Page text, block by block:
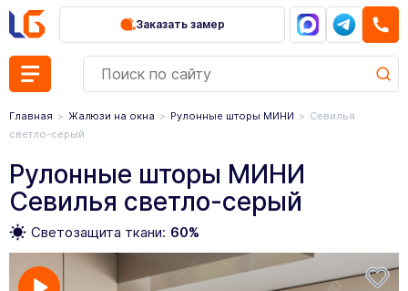
Заказать замер
Главная Жалюзи на окна Рулонные шторы МИНИ
Севилья
светло-серый
Рулонные шторы МИНИ
Севилья светло-серый
Светозащита ткани: 60%